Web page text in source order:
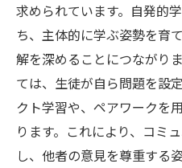
求められています。自発的
ち、主体的に学ぶ姿勢を育
解を深めることにつながり
ては、生徒が自ら問題を設
クト学習や、ペアワークを
ります。これにより、コミ
し、他者の意見を尊重する